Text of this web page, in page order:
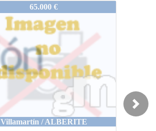
65.000 €
Villamartín / ALBERITE
VS60516078
Villamartín / AVDA MALAGA
Next